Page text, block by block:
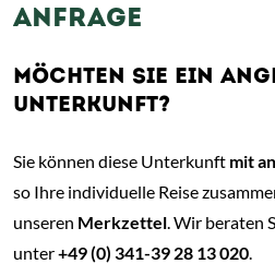
ANFRAGE
MÖCHTEN SIE EIN
UNTERKUNFT?
Sie können diese Unterkunft mit
so Ihre individuelle Reise
unseren Merkzettel . Wir beraten
unter+49 (0) 341-39 28 13 020